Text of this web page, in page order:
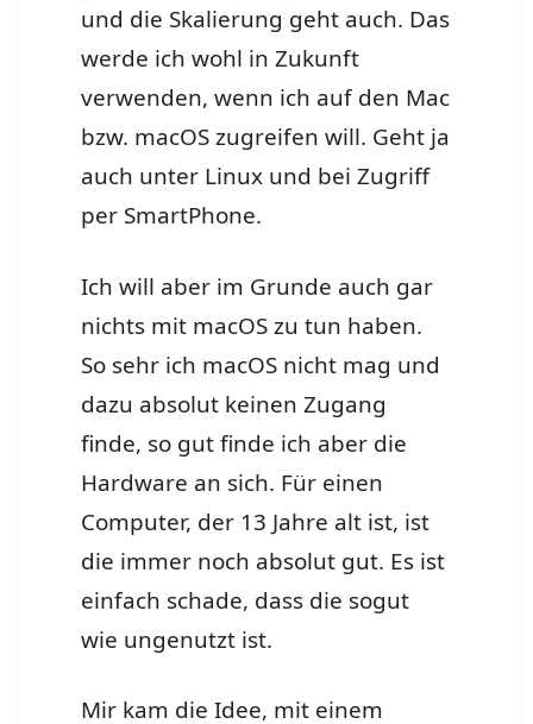
und die Skalierung geht auch. Das
werde ich wohl in Zukunft
verwenden, wenn ich auf den Mac
bzw. macOS zugreifen will. Geht ja
auch unter Linux und bei Zugriff
per SmartPhone.
Ich will aber im Grunde auch gar
nichts mit macOS zu tun haben.
So sehr ich macOS nicht mag und
dazu absolut keinen Zugang
finde, so gut finde ich aber die
Hardware an sich. Für einen
Computer, der 13 Jahre alt ist, ist
die immer noch absolut gut. Es ist
einfach schade, dass die sogut
wie ungenutzt ist.
Mir kam die Idee, mit einem